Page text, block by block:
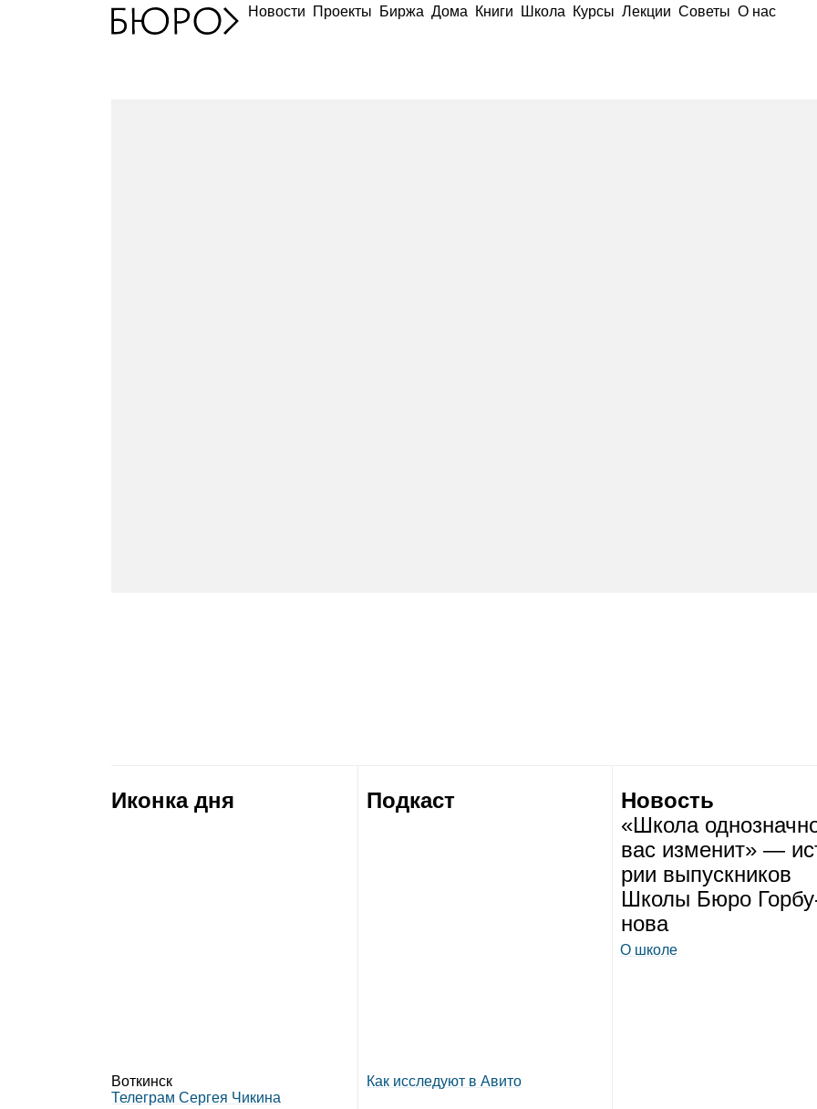
Новости Проекты Биржа Дома Книги Школа Курсы Лекции Советы О нас
Иконка дня
Воткинск
Телеграм Сергея Чикина
Подкаст
Как исследуют в Авито
Новость
«Школа
вас изме­нит» —
рии выпуск­ни­ков
Школы Бюро
нова
О школе